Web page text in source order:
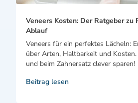
Veneers Kosten: Der Ratgeber zu
Ablauf
Veneers für ein perfektes Lächeln:
über Arten, Haltbarkeit und
und beim Zahnersatz clever sparen!
Beitrag lesen